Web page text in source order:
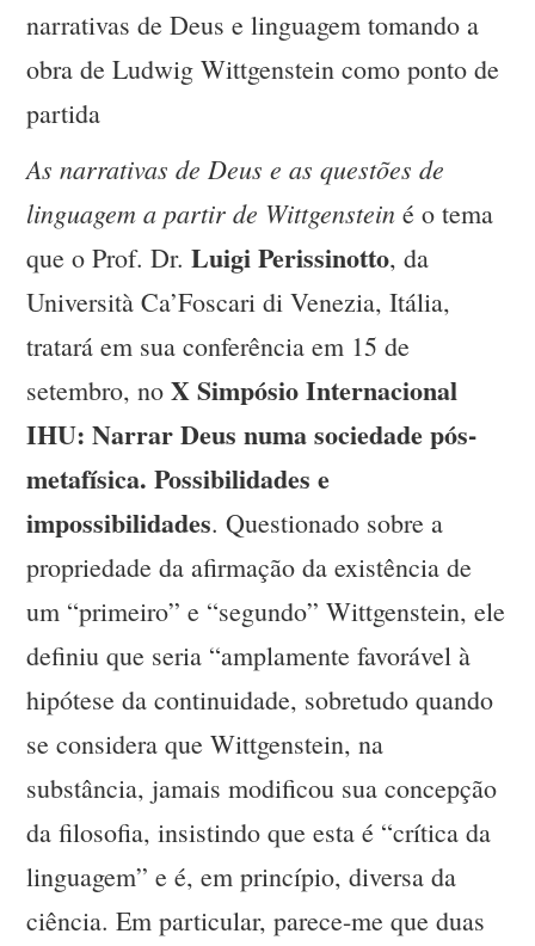
narrativas de Deus e linguagem tomando a
obra de Ludwig Wittgenstein como ponto de
partida
As narrativas de Deus e as questões de
linguagem a partir de Wittgenstein é o tema
que o Prof. Dr.Luigi Perissinotto, da
Università Ca’Foscari di Venezia, Itália,
tratará em sua conferência em 15 de
setembro, noX Simpósio Internacional
IHU: Narrar Deus numa sociedade pós-
metafísica. Possibilidades e
impossibilidades. Questionado sobre a
propriedade da afirmação da existência de
um “primeiro” e “segundo” Wittgenstein, ele
definiu que seria “amplamente favorável à
hipótese da continuidade, sobretudo quando
se considera que Wittgenstein, na
substância, jamais modificou sua concepção
da filosofia, insistindo que esta é “crítica da
linguagem” e é, em princípio, diversa da
ciência. Em particular, parece-me que duas